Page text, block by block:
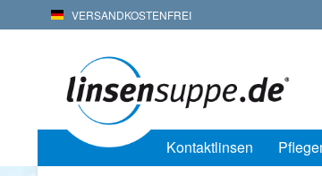
VERSANDKOSTENFREI
Kontaktlinsen